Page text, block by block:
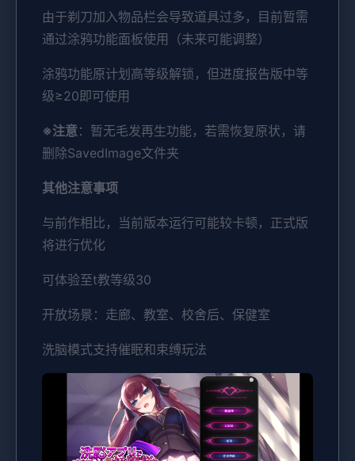
由于剃刀加入物品栏会导致道具过多，目前暂需
通过涂鸦功能面板使用（未来可能调整）
涂鸦功能原计划高等级解锁，但进度报告版中等
级≥20即可使用
※注意：暂无毛发再生功能，若需恢复原状，请
删除SavedImage文件夹
其他注意事项
与前作相比，当前版本运行可能较卡顿，正式版
将进行优化
可体验至t教等级30
开放场景：走廊、教室、校舍后、保健室
洗脑模式支持催眠和束缚玩法